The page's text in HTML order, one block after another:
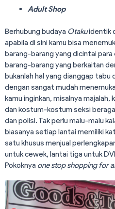
Adult Shop
Berhubung budaya Otakuidentik
apabila di sini kamu bisa
barang-barang yang dicintai para
barang-barang yang berkaitan
bukanlah hal yang dianggap tabu
dengan sangat mudah
kamu inginkan, misalnya majalah,
dan kostum-kostum seksi
dan polisi. Tak perlu malu-malu
biasanya setiap lantai memiliki
satu khusus menjual
untuk cewek, lantai tiga untuk
Pokoknya one stop shopping for